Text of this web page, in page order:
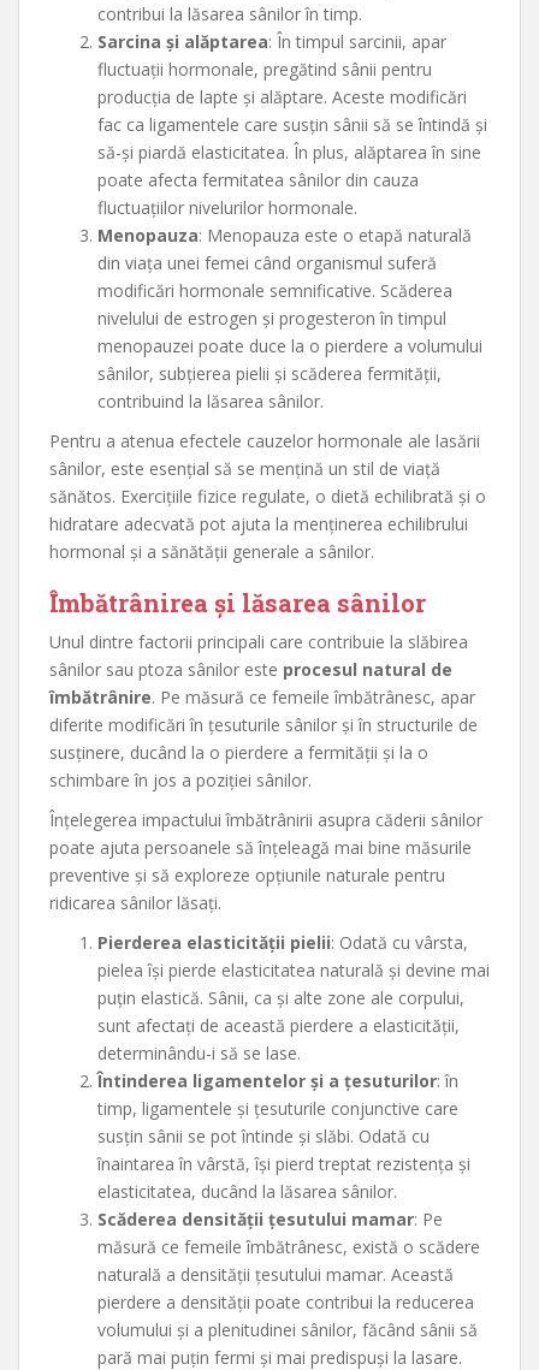
contribui la lăsarea sânilor în timp.
Sarcina și alăptarea: În timpul sarcinii, apar
fluctuații hormonale, pregătind sânii pentru
producția de lapte și alăptare. Aceste modificări
fac ca ligamentele care susțin sânii să se întindă și
să-și piardă elasticitatea. În plus, alăptarea în sine
poate afecta fermitatea sânilor din cauza
fluctuațiilor nivelurilor hormonale.
Menopauza: Menopauza este o etapă naturală
din viața unei femei când organismul suferă
modificări hormonale semnificative. Scăderea
nivelului de estrogen și progesteron în timpul
menopauzei poate duce la o pierdere a volumului
sânilor, subțierea pielii și scăderea fermității,
contribuind la lăsarea sânilor.
Pentru a atenua efectele cauzelor hormonale ale lasării
sânilor, este esențial să se mențină un stil de viață
sănătos. Exercițiile fizice regulate, o dietă echilibrată și o
hidratare adecvată pot ajuta la menținerea echilibrului
hormonal și a sănătății generale a sânilor.
Îmbătrânirea și lăsarea sânilor
Unul dintre factorii principali care contribuie la slăbirea
sânilor sau ptoza sânilor este procesul natural de
îmbătrânire. Pe măsură ce femeile îmbătrânesc, apar
diferite modificări în țesuturile sânilor și în structurile de
susținere, ducând la o pierdere a fermității și la o
schimbare în jos a poziției sânilor.
Înțelegerea impactului îmbătrânirii asupra căderii sânilor
poate ajuta persoanele să înțeleagă mai bine măsurile
preventive și să exploreze opțiunile naturale pentru
ridicarea sânilor lăsați.
Pierderea elasticității pielii: Odată cu vârsta,
pielea își pierde elasticitatea naturală și devine mai
puțin elastică. Sânii, ca și alte zone ale corpului,
sunt afectați de această pierdere a elasticității,
determinându-i să se lase.
Întinderea ligamentelor și a țesuturilor: în
timp, ligamentele și țesuturile conjunctive care
susțin sânii se pot întinde și slăbi. Odată cu
înaintarea în vârstă, își pierd treptat rezistența și
elasticitatea, ducând la lăsarea sânilor.
Scăderea densității țesutului mamar: Pe
măsură ce femeile îmbătrânesc, există o scădere
naturală a densității țesutului mamar. Această
pierdere a densității poate contribui la reducerea
volumului și a plenitudinei sânilor, făcând sânii să
pară mai puțin fermi și mai predispuși la lasare.